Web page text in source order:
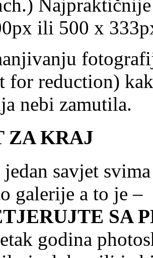
ili 500 x
for reduction)
nebi zamutila.
ZA KRAJ
jedan savjet
galerije a to je –
SA
godina